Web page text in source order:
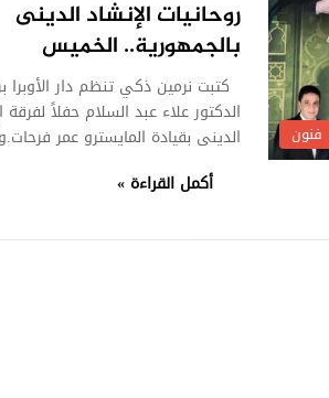
فنون
روحانيات الإنشاد الدينى
بالجمهورية.. الخميس
كتبت نرمين ذكي تنظم دار الأوبرا
الدكتور علاء عبد السلام حفلاً لفرقة
الدينى بقيادة المايسترو عمر
أكمل القراءة »